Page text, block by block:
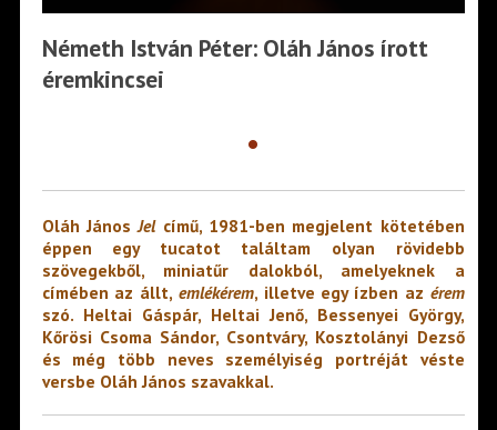
Németh István Péter: Oláh János írott
éremkincsei
•
Oláh JánosJelcímű, 1981-ben megjelent kötetében
éppen egy tucatot találtam olyan rövidebb
szövegekből, miniatűr dalokból, amelyeknek a
címében az állt, emlékérem, illetve egy ízben az érem
szó. Heltai Gáspár, Heltai Jenő, Bessenyei György,
Kőrösi Csoma Sándor, Csontváry, Kosztolányi Dezső
és még több neves személyiség portréját véste
versbe Oláh János szavakkal.